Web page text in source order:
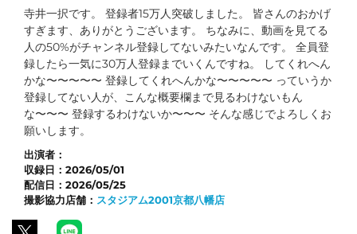
寺井一択です。 登録者15万人突破しました。 皆さんのおかげ
すぎます、ありがとうございます。 ちなみに、動画を見てる
人の50%がチャンネル登録してないみたいなんです。 全員登
録したら一気に30万人登録までいくんですね。 してくれへん
かな〜〜〜〜〜 登録してくれへんかな〜〜〜〜〜 っていうか
登録してない人が、こんな概要欄まで見るわけないもん
な〜〜〜 登録するわけないか〜〜〜 そんな感じでよろしくお
願いします。
出演者：
収録日： 2026/05/01
配信日： 2026/05/25
撮影協力店舗： スタジアム2001京都八幡店